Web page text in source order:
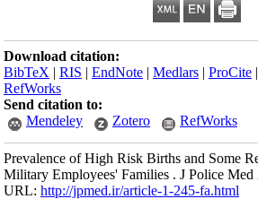
Download citation:
BibTeX |RIS |EndNote |Medlars |ProCite
RefWorks
Send citation to:
Mendeley
Zotero RefWorks
Prevalence of High Risk Births and Some
Military Employees' Families . J Police
URL:http://jpmed.ir/article-1-245-fa.html